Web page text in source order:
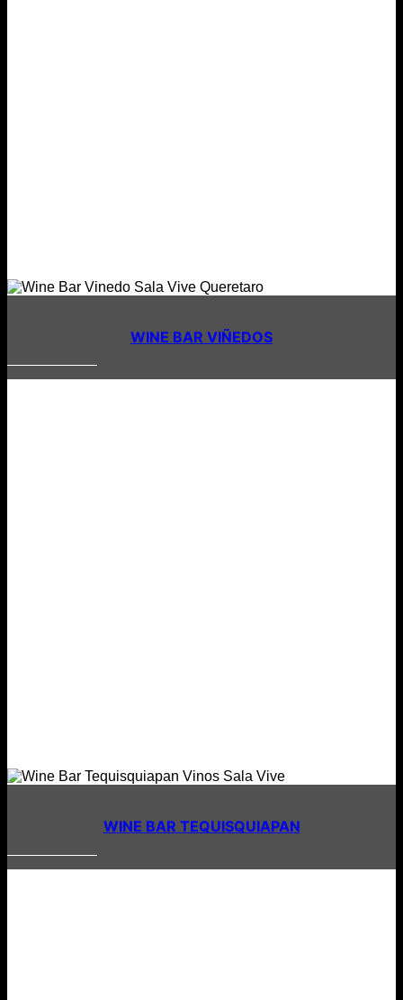
WINE BAR VIÑEDOS
WINE BAR TEQUISQUIAPAN